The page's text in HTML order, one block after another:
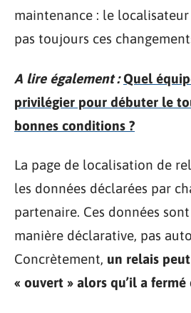
maintenance : le
pas toujours ces
A lire également : Quel
privilégier pour débuter le
bonnes conditions ?
La page de localisation de
les données déclarées par
partenaire. Ces données
manière déclarative, pas
Concrètement, un relais
« ouvert » alors qu’il a